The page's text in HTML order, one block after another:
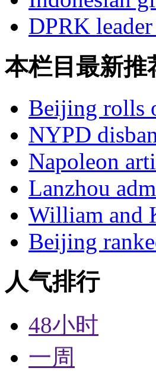
DPRK
本栏目最新推
Beijing rolls
NYPD
Napoleon
Lanzhou
William and
Beijing
人气排行
48小时
一周